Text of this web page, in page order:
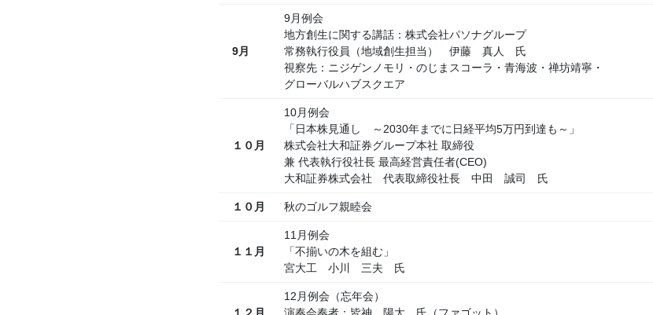
9月
9月例会
地方創生に関する講話：株式会社パソナグループ
常務執行役員（地域創生担当） 伊藤 真人 氏
視察先：ニジゲンノモリ・のじまスコーラ・青海波・禅坊靖寧・
グローバルハブスクエア
１０月
10月例会
「日本株見通し ～2030年までに日経平均5万円到達も～」
株式会社大和証券グループ本社 取締役
兼 代表執行役社長 最高経営責任者(CEO)
大和証券株式会社 代表取締役社長 中田 誠司 氏
１０月 秋のゴルフ親睦会
１１月
11月例会
「不揃いの木を組む」
宮大工 小川 三夫 氏
12月例会（忘年会）